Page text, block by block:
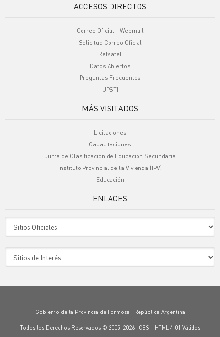
ACCESOS DIRECTOS
Correo Oficial - Webmail
Solicitud Correo Oficial
Refsatel
Datos Abiertos
Preguntas Frecuentes
UPSTI
MÁS VISITADOS
Licitaciones
Capacitaciones
Junta de Clasificación de Educación Secundaria
Instituto Provincial de la Vivienda (IPV)
Educación
ENLACES
Gobierno de la Provincia de Formosa · República Argentina
Todos los Derechos Reservados © 2005-2026 · CSS - HTML 4.01 Válidos